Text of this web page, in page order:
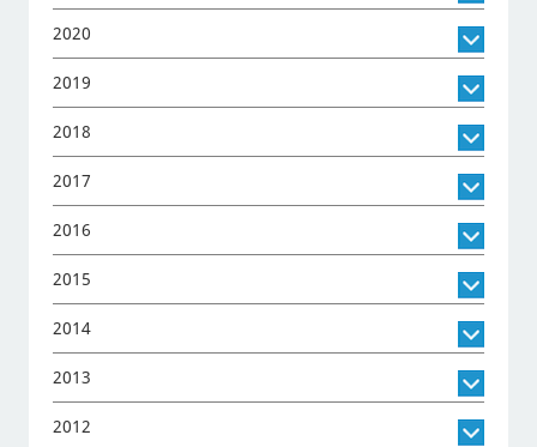
2020
2019
2018
2017
2016
2015
2014
2013
2012